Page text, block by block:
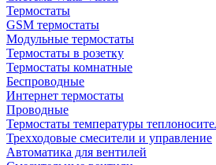
Термостаты
GSM термостаты
Модульные термостаты
Термостаты в розетку
Термостаты комнатные
Беспроводные
Интернет термостаты
Проводные
Термостаты температуры
Трехходовые смесители и управление
Автоматика для вентилей